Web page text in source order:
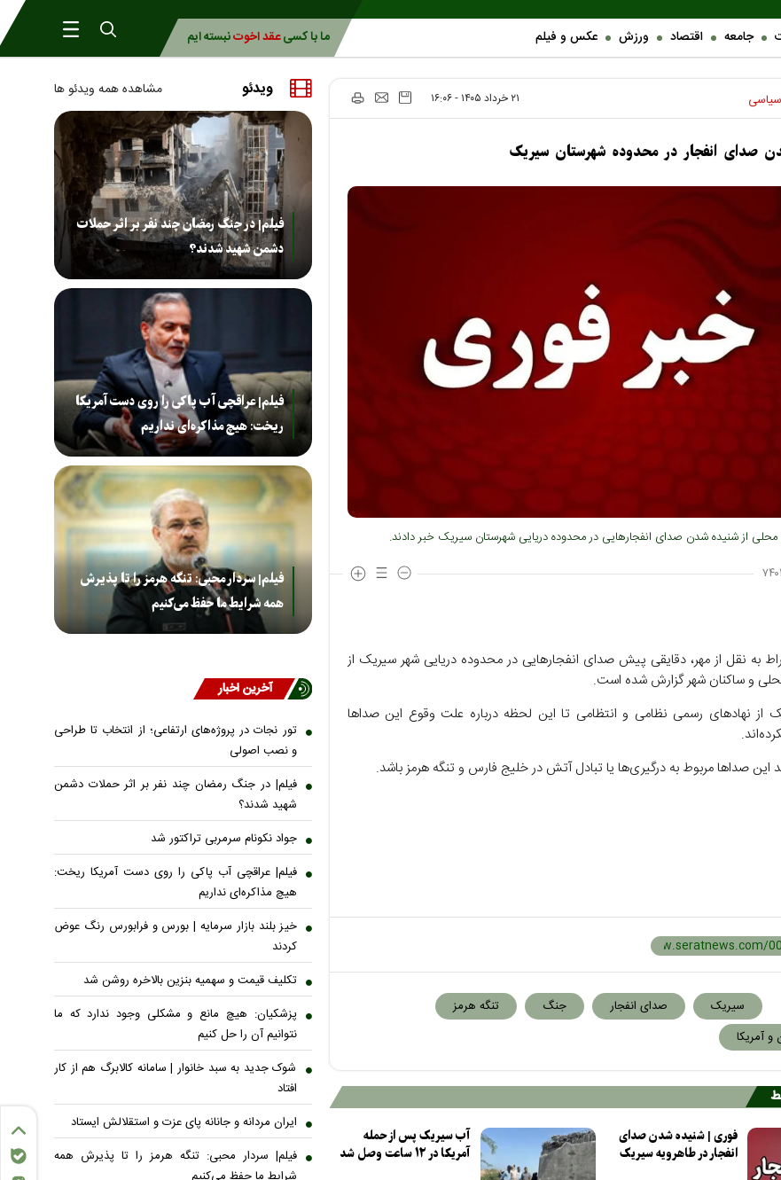
جامعه اقتصاد ورزش عکس و فیلم ما با کسیعقد اخوتنبسته ایم
سیاسی ۲۱ خرداد ۱۴۰۵ - ۱۶:۰۶
صدای انفجار در محدوده شهرستان سیریک
محلی از شنیده شدن صدای انفجار‌هایی در محدوده دریایی شهرستان سیریک خبر دادند.
به نقل از مهر، دقایقی پیش صدای انفجار‌هایی در محدوده دریایی شهر سیریک از
و ساکنان شهر گزارش شده است.
از نهاد‌های رسمی نظامی و انتظامی تا این لحظه درباره علت وقوع این صدا‌ها
این صدا‌ها مربوط به درگیری‌ها یا تبادل آتش در خلیج فارس و تنگه هرمز باشد.
سیریک صدای انفجار جنگ
تنگه هرمز
آمریکا
فوری | شنیده شدن صدای
انفجار در طاهرویه سیریک
آب سیریک پس از حمله
آمریکا در ۱۲ ساعت وصل شد
ویدئو مشاهده همه ویدئو ها
فیلم| در جنگ رمضان چند نفر بر اثر حملات
دشمن شهید شدند؟
فیلم| عراقچی آب پاکی را روی دست آمریکا
ریخت: هیچ مذاکره‌ای نداریم
فیلم| سردار محبی: تنگه هرمز را تا پذیرش
همه شرایط ما حفظ می‌کنیم
آخرین اخبار
تور نجات در پروژه‌های ارتفاعی؛ از انتخاب تا طراحی
و نصب اصولی
فیلم| در جنگ رمضان چند نفر بر اثر حملات دشمن
شهید شدند؟
جواد نکونام سرمربی تراکتور شد
فیلم| عراقچی آب پاکی را روی دست آمریکا ریخت:
هیچ مذاکره‌ای نداریم
خیز بلند بازار سرمایه | بورس و فرابورس رنگ عوض
کردند
تکلیف قیمت و سهمیه بنزین بالاخره روشن شد
پزشکیان: هیچ مانع و مشکلی وجود ندارد که ما
نتوانیم آن را حل کنیم
شوک جدید به سبد خانوار | سامانه کالابرگ هم از کار
افتاد
ایران مردانه و جانانه پای عزت و استقلالش ایستاد
فیلم| سردار محبی: تنگه هرمز را تا پذیرش همه